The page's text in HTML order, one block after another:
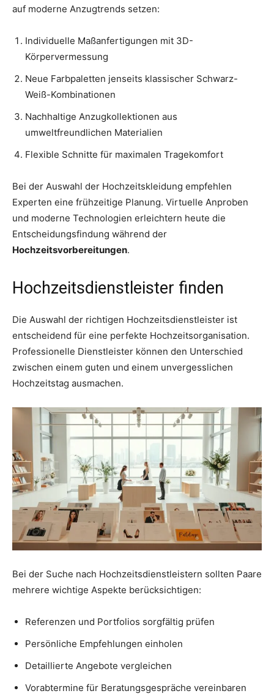
auf moderne Anzugtrends setzen:
Individuelle Maßanfertigungen mit 3D-
Körpervermessung
Neue Farbpaletten jenseits klassischer Schwarz-
Weiß-Kombinationen
Nachhaltige Anzugkollektionen aus
umweltfreundlichen Materialien
Flexible Schnitte für maximalen Tragekomfort
Bei der Auswahl der Hochzeitskleidung empfehlen
Experten eine frühzeitige Planung. Virtuelle Anproben
und moderne Technologien erleichtern heute die
Entscheidungsfindung während der
Hochzeitsvorbereitungen.
Hochzeitsdienstleister finden
Die Auswahl der richtigen Hochzeitsdienstleister ist
entscheidend für eine perfekte Hochzeitsorganisation.
Professionelle Dienstleister können den Unterschied
zwischen einem guten und einem unvergesslichen
Hochzeitstag ausmachen.
Bei der Suche nach Hochzeitsdienstleistern sollten Paare
mehrere wichtige Aspekte berücksichtigen:
Referenzen und Portfolios sorgfältig prüfen
Persönliche Empfehlungen einholen
Detaillierte Angebote vergleichen
Vorabtermine für Beratungsgespräche vereinbaren